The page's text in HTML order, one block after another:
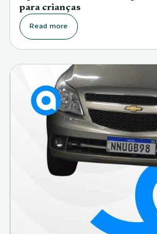
para crianças
Read more